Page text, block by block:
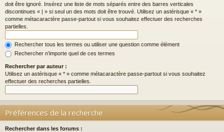
doit être ignoré. Insérez une liste de mots séparés entre des barres verticales
discontinues « | » si seul un des mots doit être trouvé. Utilisez un astérisque « * »
comme métacaractère passe-partout si vous souhaitez effectuer des recherches
partielles.
Rechercher tous les termes ou utiliser une question comme élément
Rechercher n’importe quel de ces termes
Rechercher par auteur :
Utilisez un astérisque « * » comme métacaractère passe-partout si vous souhaitez
effectuer des recherches partielles.
Préférences de la recherche
Rechercher dans les forums :